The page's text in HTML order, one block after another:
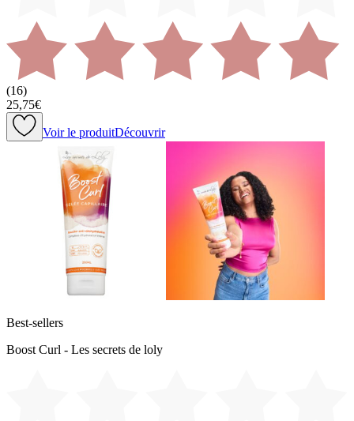
(16)
25,75€
Voir le produitDécouvrir
Best-sellers
Boost Curl - Les secrets de loly